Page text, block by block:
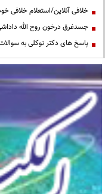
خلافی آنلاین/استعلام خلافی
جسدغرق درخون روح الله
پاسخ های دکتر توکلی به